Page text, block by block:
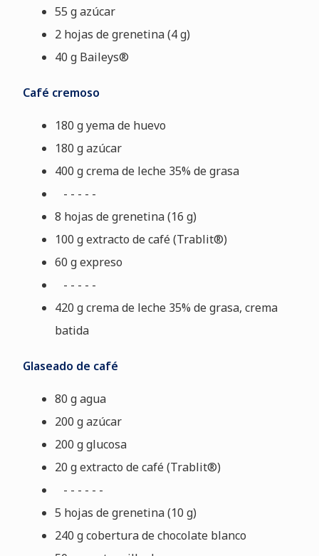
55 g azúcar
2 hojas de grenetina (4 g)
40 g Baileys®
Café cremoso
180 g yema de huevo
180 g azúcar
400 gcrema de leche 35% de grasa
- - - - -
8 hojas de grenetina (16 g)
100 g extracto de café (Trablit®)
60 g expreso
- - - - -
420 g crema de leche 35% de grasa, crema
batida
Glaseado de café
80 g agua
200 g azúcar
200 g glucosa
20 g extracto de café (Trablit®)
- - - - - -
5 hojas de grenetina (10 g)
240 g cobertura de chocolate blanco